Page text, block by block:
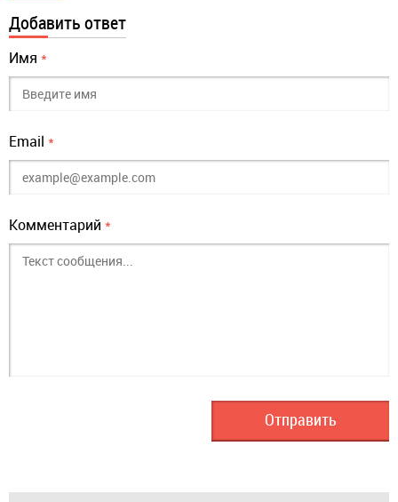
Добавить ответ
Имя *
Email *
Комментарий *